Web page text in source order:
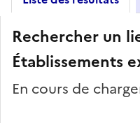
Rechercher un
Établissements
En cours de